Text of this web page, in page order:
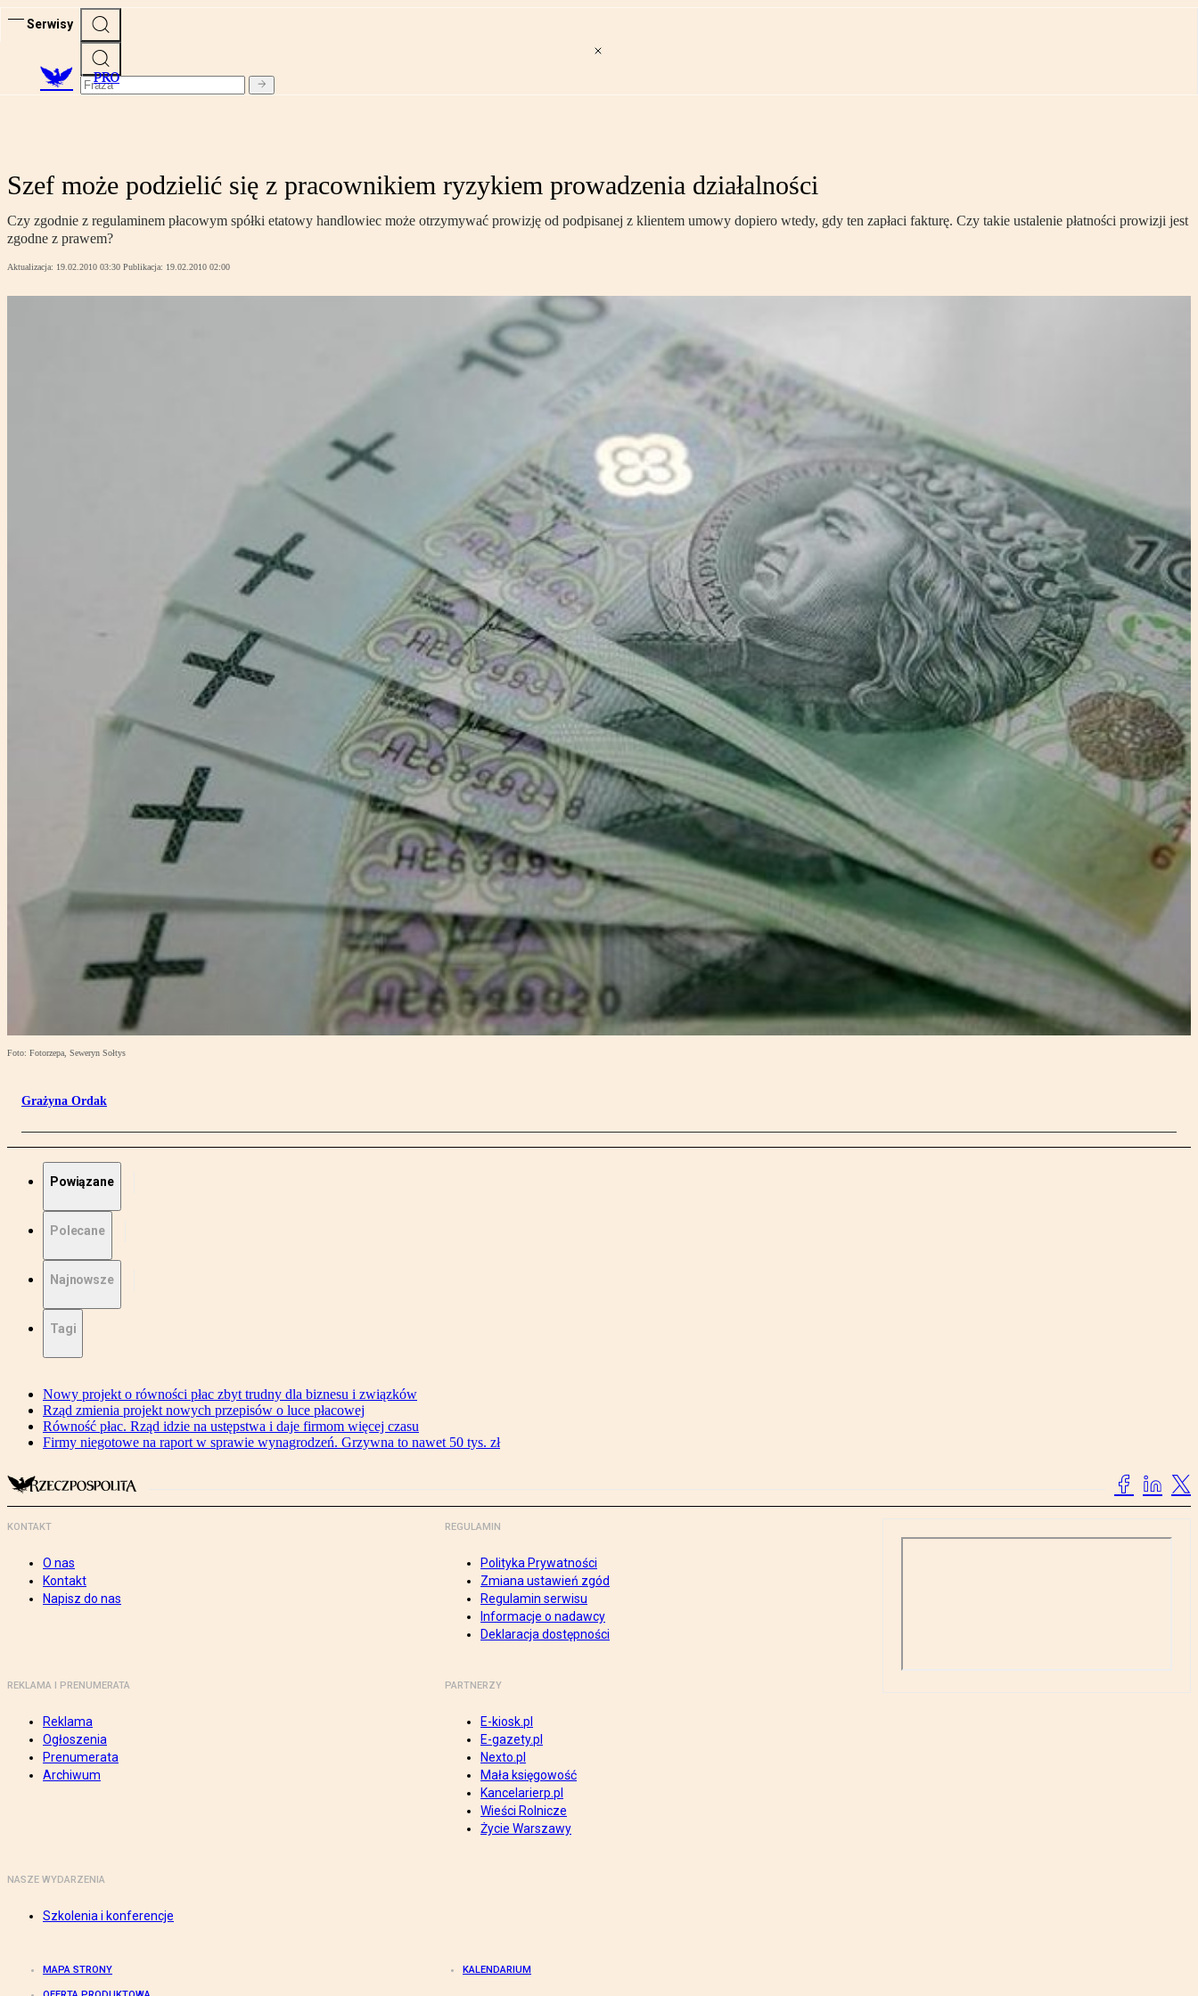
Serwisy
PRO
Szef może podzielić się z pracownikiem ryzykiem prowadzenia działalności
Czy zgodnie z regulaminem płacowym spółki etatowy handlowiec może otrzymywać prowizję od podpisanej z klientem umowy dopiero wtedy, gdy ten zapłaci fakturę. Czy takie ustalenie płatności prowizji jest
zgodne z prawem?
Aktualizacja: 19.02.2010 03:30 Publikacja: 19.02.2010 02:00
Foto: Fotorzepa, Seweryn Sołtys
Grażyna Ordak
Powiązane
Polecane
Najnowsze
Tagi
Nowy projekt o równości płac zbyt trudny dla biznesu i związków
Rząd zmienia projekt nowych przepisów o luce płacowej
Równość płac. Rząd idzie na ustępstwa i daje firmom więcej czasu
Firmy niegotowe na raport w sprawie wynagrodzeń. Grzywna to nawet 50 tys. zł
KONTAKT
O nas
Kontakt
Napisz do nas
REGULAMIN
Polityka Prywatności
Zmiana ustawień zgód
Regulamin serwisu
Informacje o nadawcy
Deklaracja dostępności
REKLAMA I PRENUMERATA
Reklama
Ogłoszenia
Prenumerata
Archiwum
PARTNERZY
E-kiosk.pl
E-gazety.pl
Nexto.pl
Mała księgowość
Kancelarierp.pl
Wieści Rolnicze
Życie Warszawy
NASZE WYDARZENIA
Szkolenia i konferencje
MAPA STRONY KALENDARIUM